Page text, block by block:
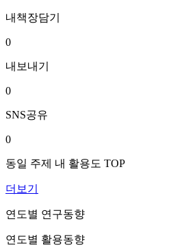
내책장담기
0
내보내기
0
SNS공유
0
동일 주제 내 활용도 TOP
더보기
연도별 연구동향
연도별 활용동향